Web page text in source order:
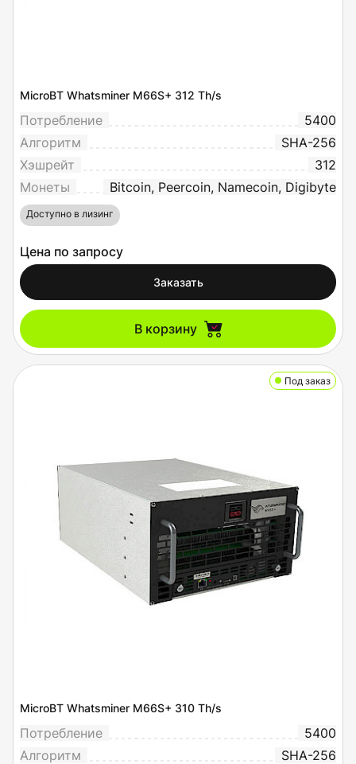
MicroBT Whatsminer M66S+ 312 Th/s
Потребление
5400
Алгоритм
SHA-256
Хэшрейт
312
Монеты
Bitcoin, Peercoin, Namecoin, Digibyte
Доступно в лизинг
Цена по запросу
Заказать
В корзину
Под заказ
MicroBT Whatsminer M66S+ 310 Th/s
Потребление
5400
Алгоритм
SHA-256